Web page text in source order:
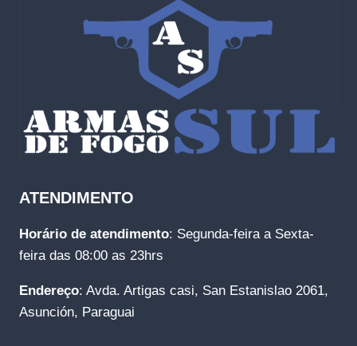
ATENDIMENTO
Horário de atendimento: Segunda-feira a Sexta-
feira das 08:00 as 23hrs
Endereço: Avda. Artigas casi, San Estanislao 2061,
Asunción, Paraguai